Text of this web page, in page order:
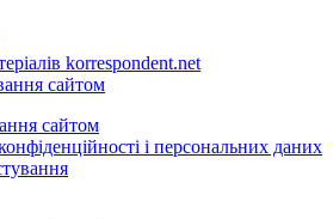
korrespondent.net
сайтом
сайтом
і персональних даних